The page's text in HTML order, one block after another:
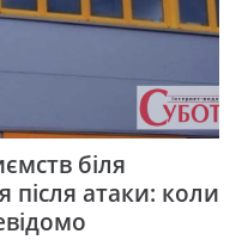
біля
атаки: коли